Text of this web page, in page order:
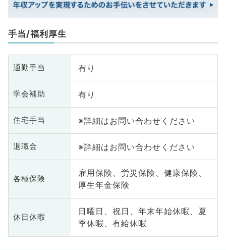
手当/福利厚生
通勤手当 有り
学会補助 有り
住宅手当 ※詳細はお問い合わせください
退職金 ※詳細はお問い合わせください
各種保険
雇用保険、労災保険、健康保険、
厚生年金保険
休日休暇
日曜日、祝日、年末年始休暇、夏
季休暇、有給休暇